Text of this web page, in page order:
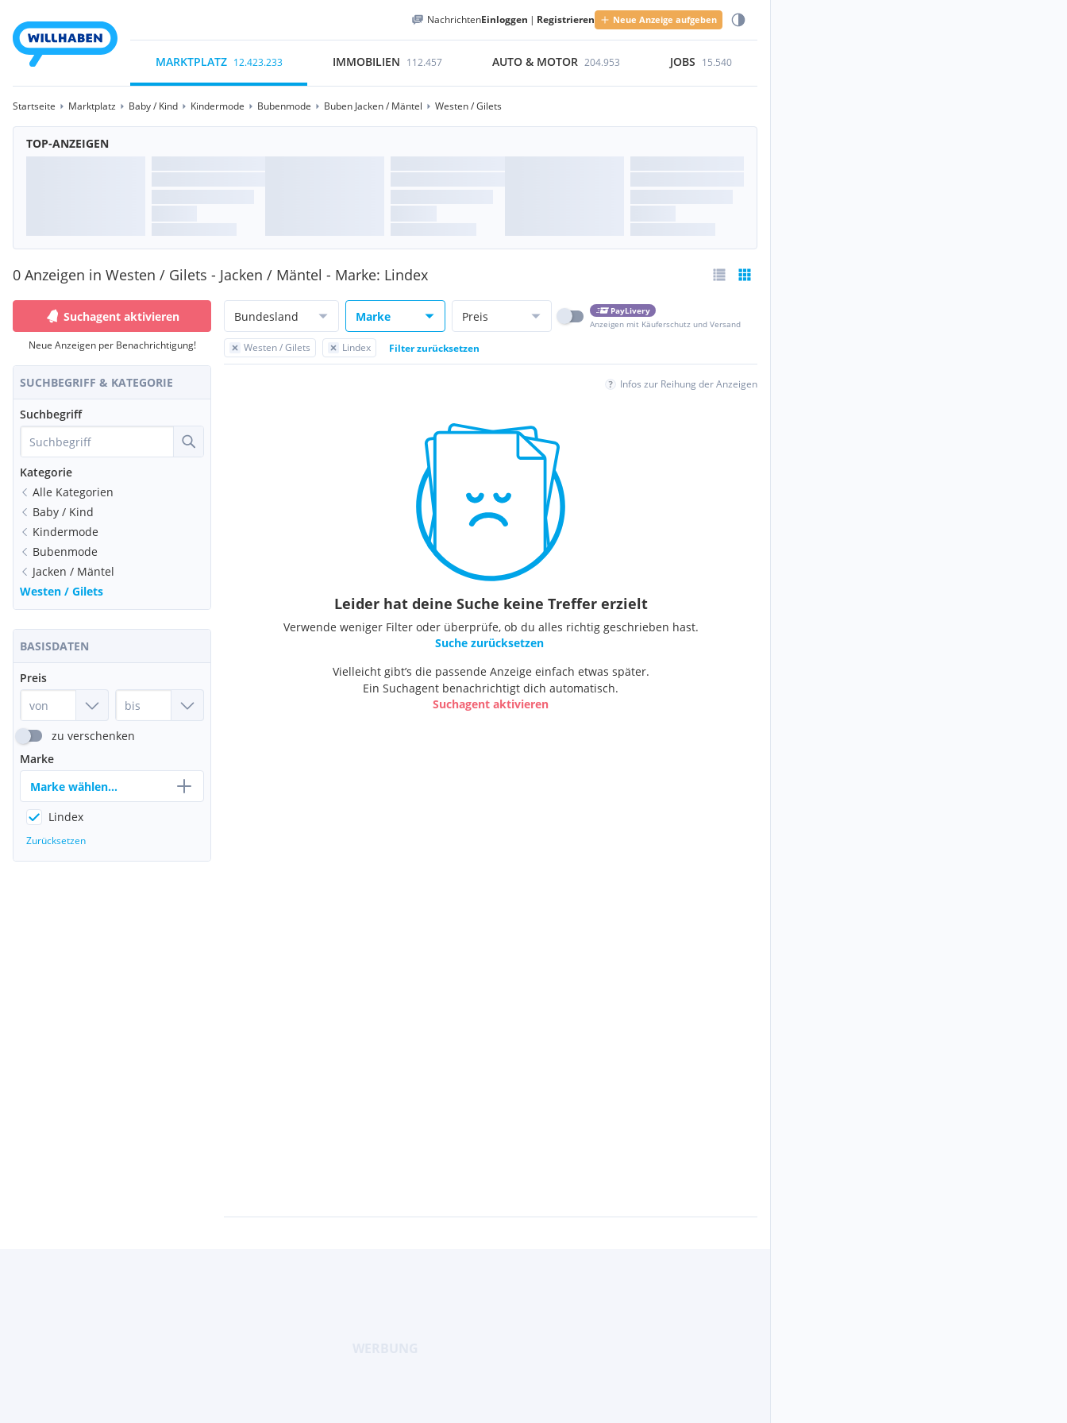
NachrichtenEinloggen | Registrieren Neue Anzeige aufgeben
MARKTPLATZ 12.423.233 IMMOBILIEN 112.457 AUTO & MOTOR 204.953 JOBS 15.540
Startseite Marktplatz Baby / Kind Kindermode Bubenmode Buben Jacken / Mäntel Westen / Gilets
TOP-ANZEIGEN
0 Anzeigen in Westen / Gilets - Jacken / Mäntel - Marke: Lindex
Suchagent aktivieren
Neue Anzeigen per Benachrichtigung!
SUCHBEGRIFF & KATEGORIE
Suchbegriff
Kategorie
Alle Kategorien
Baby / Kind
Kindermode
Bubenmode
Jacken / Mäntel
Westen / Gilets
BASISDATEN
Preis
zu verschenken
Marke
Marke wählen...
Lindex
Zurücksetzen
Bundesland Marke Preis
PayLivery
Anzeigen mit Käuferschutz und Versand
Westen / Gilets Lindex Filter zurücksetzen
Infos zur Reihung der Anzeigen
Leider hat deine Suche keine Treffer erzielt
Verwende weniger Filter oder überprüfe, ob du alles richtig geschrieben hast.
Suche zurücksetzen
Vielleicht gibt’s die passende Anzeige einfach etwas später.
Ein Suchagent benachrichtigt dich automatisch.
Suchagent aktivieren